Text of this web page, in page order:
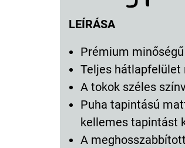
LEÍRÁSA
Prémium
Teljes
A tokok széles
Puha tapintású
kellemes tapintást
A